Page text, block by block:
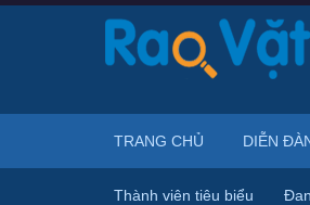
TRANG CHỦ DIỄN
Thành viên tiêu biểu